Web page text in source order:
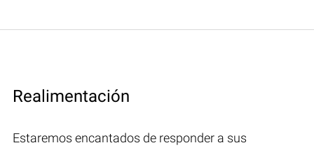
Realimentación
Estaremos encantados de responder a sus